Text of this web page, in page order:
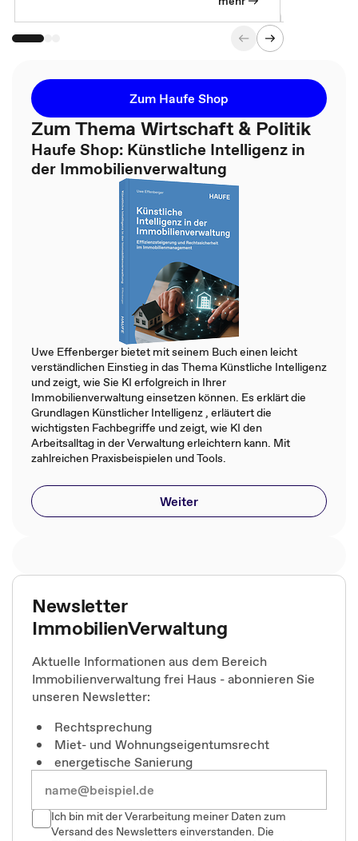
Zum Haufe Shop
Zum Thema Wirtschaft & Politik
Haufe Shop: Künstliche Intelligenz in
der Immobilienverwaltung
Uwe Effenberger bietet mit seinem Buch einen leicht
verständlichen Einstieg in das Thema Künstliche Intelligenz
und zeigt, wie Sie KI erfolgreich in Ihrer
Immobilienverwaltung einsetzen können. Es erklärt die
Grundlagen Künstlicher Intelligenz , erläutert die
wichtigsten Fachbegriffe und zeigt, wie KI den
Arbeitsalltag in der Verwaltung erleichtern kann. Mit
zahlreichen Praxisbeispielen und Tools.
Weiter
Newsletter
ImmobilienVerwaltung
Aktuelle Informationen aus dem Bereich
Immobilienverwaltung frei Haus - abonnieren Sie
unseren Newsletter:
Rechtsprechung
Miet- und Wohnungseigentumsrecht
energetische Sanierung
Ich bin mit der Verarbeitung meiner Daten zum
Versand des Newsletters einverstanden. Die